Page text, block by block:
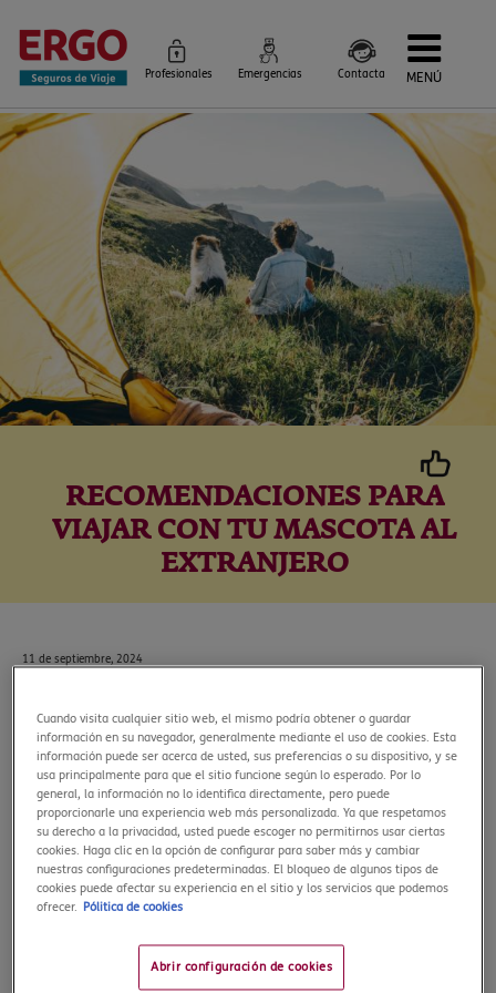
Profesionales Emergencias Contacta MENÚ
Seguros de Viaje
Seguros por destino
Siniestros e Instrucciones
Información Corporativa
RECOMENDACIONES PARA
VIAJAR CON TU MASCOTA AL
EXTRANJERO
11 de septiembre, 2024
Viajar con tu mascota al extranjero puede ser una experiencia
emocionante, pero suele traernos muchos dolores de cabeza,
especialmente el trayecto en avión, preocupados por cómo lo
pasará nuestro amigo peludo durante las horas que dura el
vuelo.
Por ello, para garantizar que nuestro amigo viaja seguro y
cómo durante el viaje, es importantísimo prepararse bien. A
continuación, te dejamos una guía completa con
recomendaciones para que los dos viajéis tranquilos y sin
Preparándote para viajar con tu
Cuando visita cualquier sitio web, el mismo podría obtener o guardar
información en su navegador, generalmente mediante el uso de cookies. Esta
información puede ser acerca de usted, sus preferencias o su dispositivo, y se
usa principalmente para que el sitio funcione según lo esperado. Por lo
general, la información no lo identifica directamente, pero puede
proporcionarle una experiencia web más personalizada. Ya que respetamos
su derecho a la privacidad, usted puede escoger no permitirnos usar ciertas
cookies. Haga clic en la opción de configurar para saber más y cambiar
nuestras configuraciones predeterminadas. El bloqueo de algunos tipos de
cookies puede afectar su experiencia en el sitio y los servicios que podemos
ofrecer.
Pólitica de cookies
Abrir configuración de cookies